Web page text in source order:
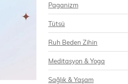
Paganizm
Tütsü
Ruh Beden Zihin
Meditasyon & Yoga
Sağlık & Yaşam